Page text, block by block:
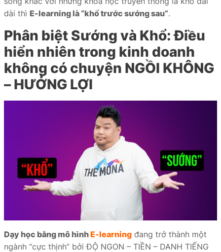
dài thì E-learning là “khổ trước sướng sau”.
Phân biệt Sướng và Khổ: Điều
hiển nhiên trong kinh doanh
không có chuyện NGỒI KHÔNG
– HƯỞNG LỢI
Dạy học bằng mô hìnhE-learning đang trở thành một
ngành “cực thịnh” bởi ĐỘ NGON – TIỀN – DANH TIẾNG